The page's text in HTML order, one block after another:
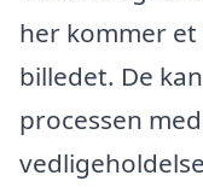
her kommer
billedet. De
processen